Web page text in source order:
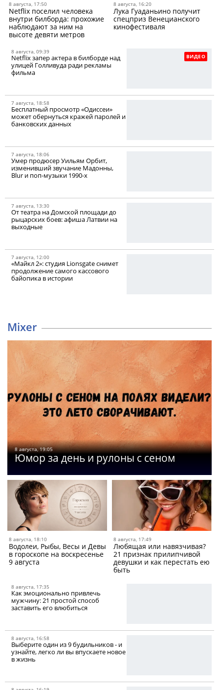
8 августа, 17:50
Netflix поселил человека
внутри билборда: прохожие
наблюдают за ним на
высоте девяти метров
8 августа, 16:20
Лука Гуаданьино получит
спецприз Венецианского
кинофестиваля
ВИДЕО
8 августа, 09:39
Netflix запер актера в билборде над
улицей Голливуда ради рекламы
фильма
7 августа, 18:58
Бесплатный просмотр «Одиссеи»
может обернуться кражей паролей и
банковских данных
7 августа, 18:06
Умер продюсер Уильям Орбит,
изменивший звучание Мадонны,
Blur и поп-музыки 1990-х
7 августа, 13:30
От театра на Домской площади до
рыцарских боев: афиша Латвии на
выходные
7 августа, 12:00
«Майкл 2»: студия Lionsgate снимет
продолжение самого кассового
байопика в истории
Mixer
8 августа, 19:05
Юмор за день и рулоны с сеном
8 августа, 18:10
Водолеи, Рыбы, Весы и Девы
в гороскопе на воскресенье
9 августа
8 августа, 17:49
Любящая или навязчивая?
21 признак прилипчивой
девушки и как перестать ею
быть
8 августа, 17:35
Как эмоционально привлечь
мужчину: 21 простой способ
заставить его влюбиться
8 августа, 16:58
Выберите один из 9 будильников - и
узнайте, легко ли вы впускаете новое
в жизнь